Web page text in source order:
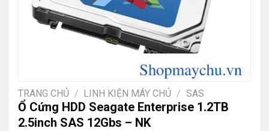
TRANG CHỦ / LINH KIỆN MÁY CHỦ / SAS
Ổ Cứng HDD Seagate Enterprise 1.2TB
2.5inch SAS 12Gbs – NK